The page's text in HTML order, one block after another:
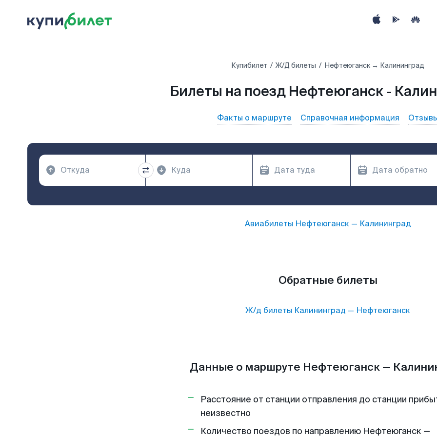
Купибилет Ж/Д билеты Нефтеюганск → Калининград
Билеты на поезд Нефтеюганск -
Факты о маршруте Справочная информация
Авиабилеты Нефтеюганск— Калининград
Обратные билеты
Ж/д билеты Калининград — Нефтеюганск
Данные о маршруте Нефтеюганск —
Расстояние от станции отправления до станции
неизвестно
Количество поездов по направлению Нефтеюганск —